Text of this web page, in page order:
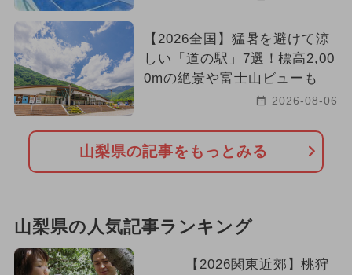
【2026全国】猛暑を避けて涼
しい「道の駅」7選！標高2,00
0mの絶景や富士山ビューも
2026-08-06
山梨県の記事をもっとみる
山梨県の人気記事ランキング
【2026関東近郊】桃狩